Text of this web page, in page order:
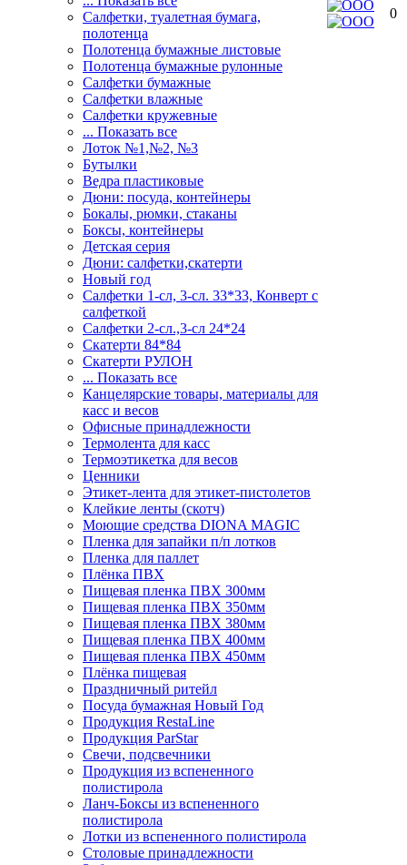
Салфетки, туалетная бумага,
полотенца
Полотенца бумажные листовые
Полотенца бумажные рулонные
Салфетки бумажные
Салфетки влажные
Салфетки кружевные
... Показать все
Лоток №1,№2, №3
Бутылки
Ведра пластиковые
Дюни: посуда, контейнеры
Бокалы, рюмки, стаканы
Боксы, контейнеры
Детская серия
Дюни: салфетки,скатерти
Новый год
Салфетки 1-сл, 3-сл. 33*33, Конверт с
салфеткой
Салфетки 2-сл.,3-сл 24*24
Скатерти 84*84
Скатерти РУЛОН
... Показать все
Канцелярские товары, материалы для
касс и весов
Офисные принадлежности
Термолента для касс
Термоэтикетка для весов
Ценники
Этикет-лента для этикет-пистолетов
Клейкие ленты (скотч)
Моющие средства DIONA MAGIC
Пленка для запайки п/п лотков
Пленка для паллет
Плёнка ПВХ
Пищевая пленка ПВХ 300мм
Пищевая пленка ПВХ 350мм
Пищевая пленка ПВХ 380мм
Пищевая пленка ПВХ 400мм
Пищевая пленка ПВХ 450мм
Плёнка пищевая
Праздничный ритейл
Посуда бумажная Новый Год
Продукция RestaLine
Продукция РarStar
Свечи, подсвечники
Продукция из вспененного
полистирола
Ланч-Боксы из вспененного
полистирола
Лотки из вспененного полистирола
Столовые принадлежности
0